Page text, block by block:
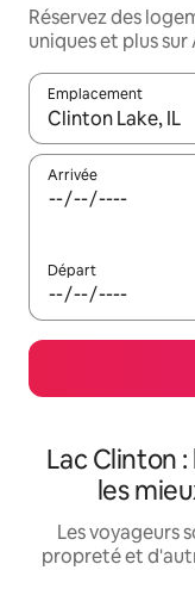
Réservez des
uniques et plus sur
Emplacement
Quand les
Arrivée
Départ
Lac Clinton
les
Les voyageurs
propreté et